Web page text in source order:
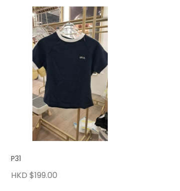
P31
HKD $199.00